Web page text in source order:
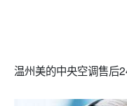
温州美的中央空调售后